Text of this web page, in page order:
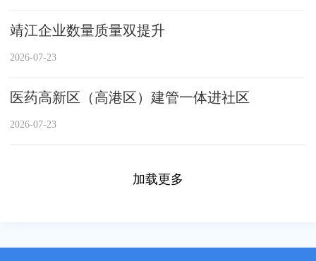
靖江企业数量质量双提升
2026-07-23
医药高新区（高港区）建管一体进社区
2026-07-23
加载更多